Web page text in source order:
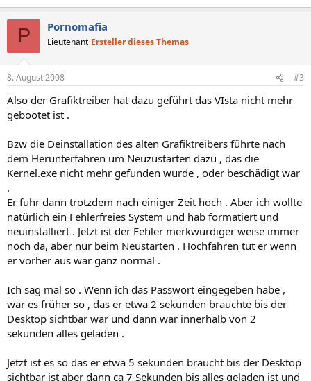
P Pornomafia
Lieutenant Ersteller dieses Themas
8. August 2008 #3
Also der Grafiktreiber hat dazu geführt das VIsta nicht mehr
gebootet ist .
Bzw die Deinstallation des alten Grafiktreibers führte nach
dem Herunterfahren um Neuzustarten dazu , das die
Kernel.exe nicht mehr gefunden wurde , oder beschädigt war
.
Er fuhr dann trotzdem nach einiger Zeit hoch . Aber ich wollte
natürlich ein Fehlerfreies System und hab formatiert und
neuinstalliert . Jetzt ist der Fehler merkwürdiger weise immer
noch da, aber nur beim Neustarten . Hochfahren tut er wenn
er vorher aus war ganz normal .
Ich sag mal so . Wenn ich das Passwort eingegeben habe ,
war es früher so , das er etwa 2 sekunden brauchte bis der
Desktop sichtbar war und dann war innerhalb von 2
sekunden alles geladen .
Jetzt ist es so das er etwa 5 sekunden braucht bis der Desktop
sichtbar ist aber dann ca 7 Sekunden bis alles geladen ist und